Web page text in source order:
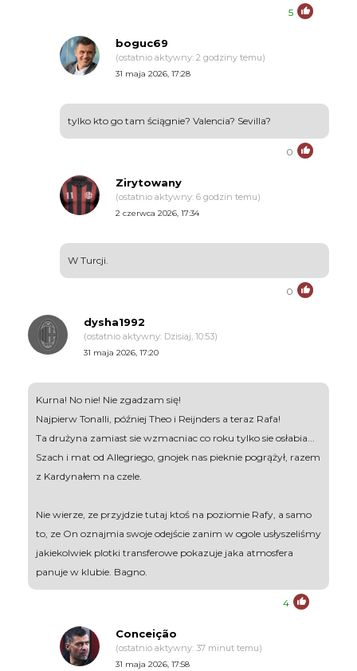
5
boguc69
(ostatnio aktywny: 2 godziny temu)
31 maja 2026, 17:28
tylko kto go tam ściągnie? Valencia? Sevilla?
0
Zirytowany
(ostatnio aktywny: 6 godzin temu)
2 czerwca 2026, 17:34
W Turcji.
0
dysha1992
(ostatnio aktywny: Dzisiaj, 10:53)
31 maja 2026, 17:20
Kurna! No nie! Nie zgadzam się!
Najpierw Tonalli, później Theo i Reijnders a teraz Rafa!
Ta drużyna zamiast sie wzmacniac co roku tylko sie osłabia...
Szach i mat od Allegriego, gnojek nas pieknie pogrążył, razem
z Kardynałem na czele.
Nie wierze, ze przyjdzie tutaj ktoś na poziomie Rafy, a samo
to, ze On oznajmia swoje odejście zanim w ogole usłyszeliśmy
jakiekolwiek plotki transferowe pokazuje jaka atmosfera
panuje w klubie. Bagno.
4
Conceição
(ostatnio aktywny: 37 minut temu)
31 maja 2026, 17:58